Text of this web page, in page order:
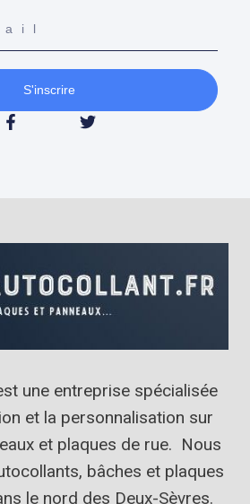
S'inscrire
une entreprise spécialisée
et la personnalisation sur
et plaques de rue. Nous
bâches et plaques
le nord des Deux-Sèvres.